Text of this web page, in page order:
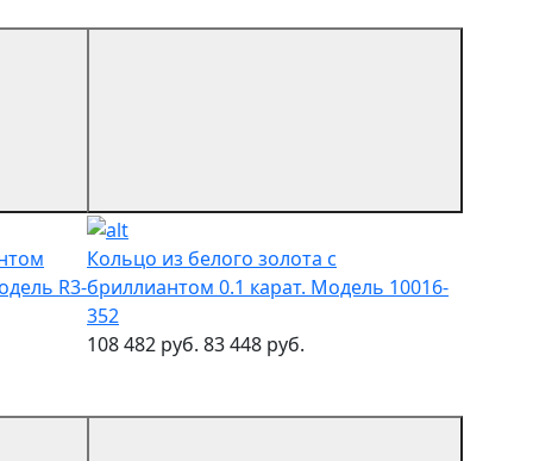
R3-
Кольцо из белого золота с
бриллиантом 0.1 карат. Модель 10016-
352
108 482 руб. 83 448 руб.